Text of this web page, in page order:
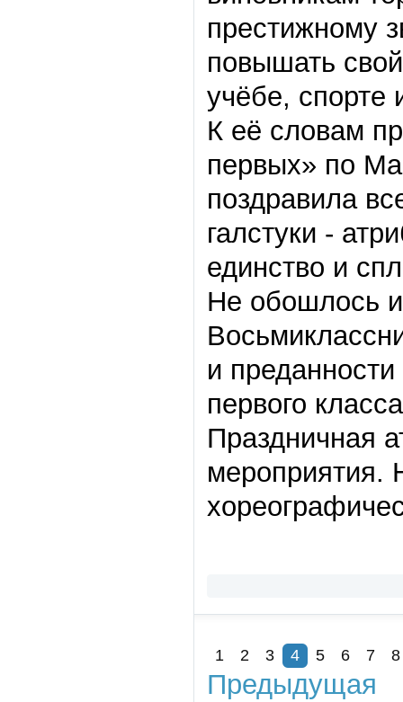
престижному
повышать
учёбе, спорте
К её словам
первых» по
поздравила
галстуки -
единство и
Не обошлось
и
первого
Праздничная
мероприятия.
1 2 3 4 5 6 7 8
Предыдущая